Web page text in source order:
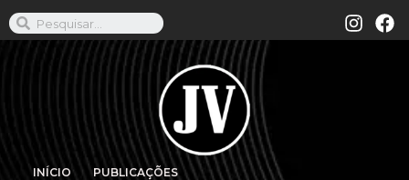
INÍCIO PUBLICAÇÕES